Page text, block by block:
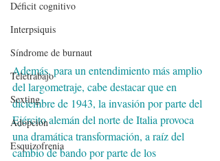
Déficit cognitivo
Interpsiquis
Síndrome de burnaut
Teletrabajo
Sexting
Adopción
Esquizofrenia
Además, para un entendimiento más amplio
del largometraje, cabe destacar que en
diciembre de 1943, la invasión por parte del
Ejército alemán del norte de Italia provoca
una dramática transformación, a raíz del
cambio de bando por parte de los